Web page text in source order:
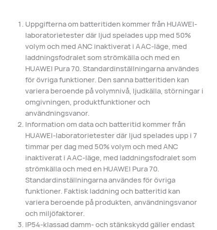
Uppgifterna om batteritiden kommer från HUAWEI-
laboratorietester där ljud spelades upp med 50%
volym och med ANC inaktiverat i AAC-läge, med
laddningsfodralet som strömkälla och med en
HUAWEI Pura 70. Standardinställningarna användes
för övriga funktioner. Den sanna batteritiden kan
variera beroende på volymnivå, ljudkälla, störningar i
omgivningen, produktfunktioner och
användningsvanor.
Information om data och batteritid kommer från
HUAWEI-laboratorietester där ljud spelades upp i 7
timmar per dag med 50% volym och med ANC
inaktiverat i AAC-läge, med laddningsfodralet som
strömkälla och med en HUAWEI Pura 70.
Standardinställningarna användes för övriga
funktioner. Faktisk laddning och batteritid kan
variera beroende på produkten, användningsvanor
och miljöfaktorer.
IP54-klassad damm- och stänkskydd gäller endast